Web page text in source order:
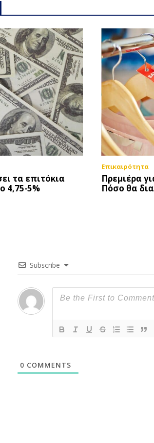
τα επιτόκια
4,75-5%
Επικαιρότητα
Πρεμιέρα
Πόσο θα
Subscribe
0 COMMENTS